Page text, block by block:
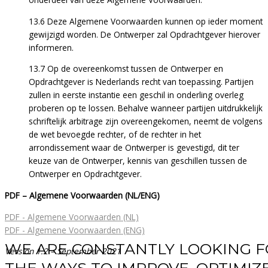
13.6 Deze Algemene Voorwaarden kunnen op ieder moment
gewijzigd worden. De Ontwerper zal Opdrachtgever hierover
informeren.
13.7 Op de overeenkomst tussen de Ontwerper en
Opdrachtgever is Nederlands recht van toepassing. Partijen
zullen in eerste instantie een geschil in onderling overleg
proberen op te lossen. Behalve wanneer partijen uitdrukkelijk
schriftelijk arbitrage zijn overeengekomen, neemt de volgens
de wet bevoegde rechter, of de rechter in het
arrondissement waar de Ontwerper is gevestigd, dit ter
keuze van de Ontwerper, kennis van geschillen tussen de
Ontwerper en Opdrachtgever.
PDF – Algemene Voorwaarden (NL/ENG)
PDF - Algemene Voorwaarden (NL)
PDF - Algemene Voorwaarden (ENG)
Version 1.2 – September 2021
WE ARE CONSTANTLY LOOKING